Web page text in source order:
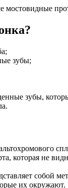
мостовидные
зубы;
зубы,
которая не
собой
их окружают.